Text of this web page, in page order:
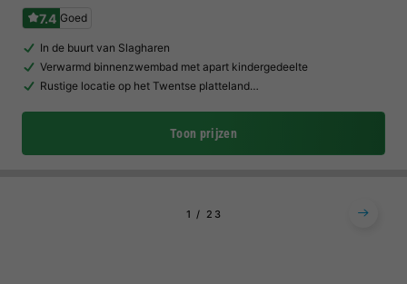
7.4 Goed
In de buurt van Slagharen
Verwarmd binnenzwembad met apart kindergedeelte
Rustige locatie op het Twentse platteland…
Toon prijzen
1 2 3